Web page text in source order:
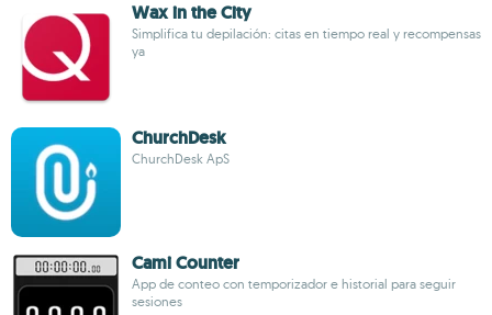
Wax in the City
Simplifica tu depilación: citas en tiempo real y recompensas
ya
ChurchDesk
ChurchDesk ApS
Cami Counter
App de conteo con temporizador e historial para seguir
sesiones